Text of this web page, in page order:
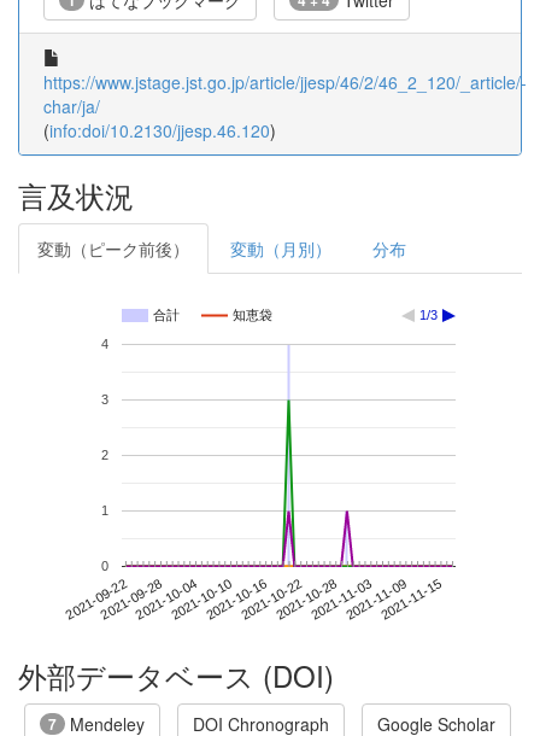
https://www.jstage.jst.go.jp/article/jjesp/46/2/46_2_120/_article/-
char/ja/
(info:doi/10.2130/jjesp.46.120)
言及状況
変動（ピーク前後） 変動（月別） 分布
合計 知恵袋 1/3
2021-09-222021-09-282021-10-042021-10-102021-10-162021-10-222021-10-282021-11-032021-11-092021-11-15
0
1
2
3
4
外部データベース (DOI)
7 Mendeley DOI Chronograph Google Scholar